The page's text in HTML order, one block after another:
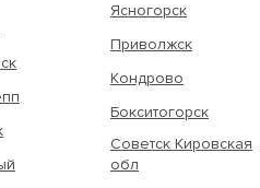
Ясногорск
Приволжск
Кондрово
Бокситогорск
Советск Кировская
обл